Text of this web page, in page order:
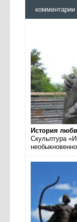
комментарии
История
Скульптура